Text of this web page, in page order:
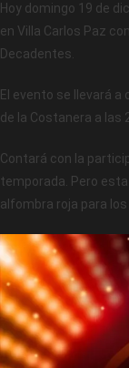
Hoy domingo 19 de
en Villa Carlos Paz
Decadentes.
El evento se llevará a
de la Costanera a las
Contará con la
temporada. Pero
alfombra roja para los